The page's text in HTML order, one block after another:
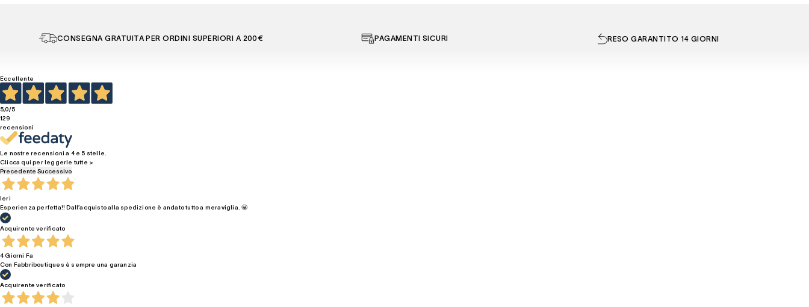
CONSEGNA GRATUITA PER ORDINI SUPERIORI A 200€ PAGAMENTI SICURI RESO GARANTITO 14 GIORNI
Eccellente
5,0/5
129
recensioni
Le nostre recensioni a 4 e 5 stelle.
Clicca qui per leggerle tutte >
Precedente Successivo
Ieri
Esperienza perfetta!! Dall’acquisto alla spedizione è andato tutto a meraviglia. 🤩
Acquirente verificato
4 Giorni Fa
Con Fabbriboutiques è sempre una garanzia
Acquirente verificato